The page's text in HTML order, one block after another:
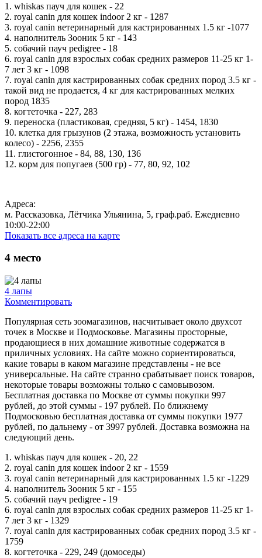
1. whiskas пауч для кошек - 22
2. royal canin для кошек indoor 2 кг - 1287
3. royal canin ветеринарный для кастрированных 1.5 кг -1077
4. наполнитель Зооник 5 кг - 143
5. собачий пауч pedigree - 18
6. royal canin для взрослых собак средних размеров 11-25 кг 1-
7 лет 3 кг - 1098
7. royal canin для кастрированных собак средних пород 3.5 кг -
такой вид не продается, 4 кг для кастрированных мелких
пород 1835
8. когтеточка - 227, 283
9. переноска (пластиковая, средняя, 5 кг) - 1454, 1830
10. клетка для грызунов (2 этажа, возможность установить
колесо) - 2256, 2355
11. глистогонное - 84, 88, 130, 136
12. корм для попугаев (500 гр) - 77, 80, 92, 102
Адреса:
м. Рассказовка, Лётчика Ульянина, 5, граф.раб. Ежедневно
10:00-22:00
Показать все адреса на карте
4 место
4 лапы
Комментировать
Популярная сеть зоомагазинов, насчитывает около двухсот
точек в Москве и Подмосковье. Магазины просторные,
продающиеся в них домашние животные содержатся в
приличных условиях. На сайте можно сориентироваться,
какие товары в каком магазине представлены - не все
универсальные. На сайте странно срабатывает поиск товаров,
некоторые товары возможны только с самовывозом.
Бесплатная доставка по Москве от суммы покупки 997
рублей, до этой суммы - 197 рублей. По ближнему
Подмосковью бесплатная доставка от суммы покупки 1977
рублей, по дальнему - от 3997 рублей. Доставка возможна на
следующий день.
1. whiskas пауч для кошек - 20, 22
2. royal canin для кошек indoor 2 кг - 1559
3. royal canin ветеринарный для кастрированных 1.5 кг -1229
4. наполнитель Зооник 5 кг - 155
5. собачий пауч pedigree - 19
6. royal canin для взрослых собак средних размеров 11-25 кг 1-
7 лет 3 кг - 1329
7. royal canin для кастрированных собак средних пород 3.5 кг -
1759
8. когтеточка - 229, 249 (домоседы)